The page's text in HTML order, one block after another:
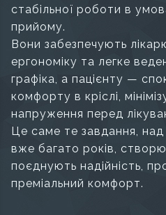
стабільної роботи в
прийому.
Вони забезпечують
ергономіку та легке
графіка, а пацієнту —
комфорту в кріслі,
напруження перед
Це саме те завдання,
вже багато років,
поєднують надійність,
преміальний комфорт.